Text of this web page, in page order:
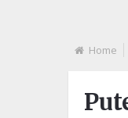
Home